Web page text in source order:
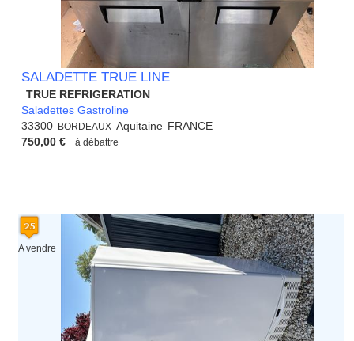
SALADETTE TRUE LINE
TRUE REFRIGERATION
Saladettes Gastroline
33300 BORDEAUX Aquitaine FRANCE
750,00 €
à débattre
A vendre